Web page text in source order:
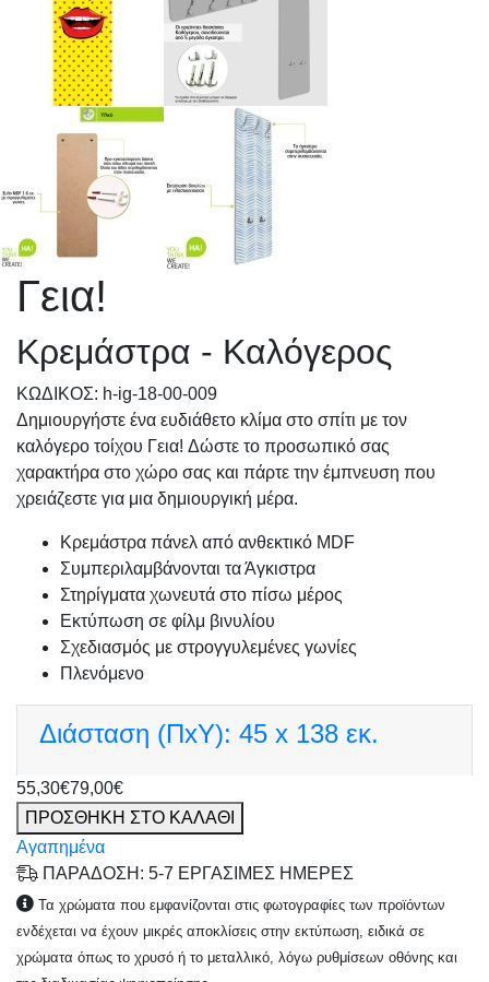
Γεια!
Κρεμάστρα - Καλόγερος
KΩΔΙΚΟΣ: h-ig-18-00-009
Δημιουργήστε ένα ευδιάθετο κλίμα στο σπίτι με τον
καλόγερο τοίχου Γεια! Δώστε το προσωπικό σας
χαρακτήρα στο χώρο σας και πάρτε την έμπνευση που
χρειάζεστε για μια δημιουργική μέρα.
Κρεμάστρα πάνελ από ανθεκτικό MDF
Συμπεριλαμβάνονται τα Άγκιστρα
Στηρίγματα χωνευτά στο πίσω μέρος
Εκτύπωση σε φίλμ βινυλίου
Σχεδιασμός με στρογγυλεμένες γωνίες
Πλενόμενο
Διάσταση (ΠxΥ): 45 x 138 εκ.
55,30€79,00€
ΠΡΟΣΘΗΚΗ ΣΤΟ ΚΑΛΑΘΙ
Αγαπημένα
ΠΑΡΑΔΟΣΗ: 5-7 ΕΡΓΑΣΙΜΕΣ ΗΜΕΡΕΣ
Τα χρώματα που εμφανίζονται στις φωτογραφίες των προϊόντων
ενδέχεται να έχουν μικρές αποκλίσεις στην εκτύπωση, ειδικά σε
χρώματα όπως το χρυσό ή το μεταλλικό, λόγω ρυθμίσεων οθόνης και